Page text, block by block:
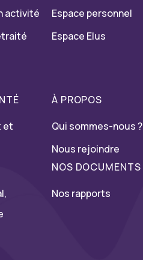
activité
Espace personnel
Espace Elus
et
À PROPOS
Qui sommes-nous ?
Nous rejoindre
NOS DOCUMENTS
Nos rapports